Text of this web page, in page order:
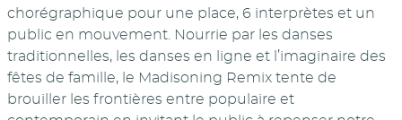
chorégraphique pour une place, 6 interprètes et un
public en mouvement. Nourrie par les danses
traditionnelles, les danses en ligne et l’imaginaire des
fêtes de famille, le Madisoning Remix tente de
brouiller les frontières entre populaire et